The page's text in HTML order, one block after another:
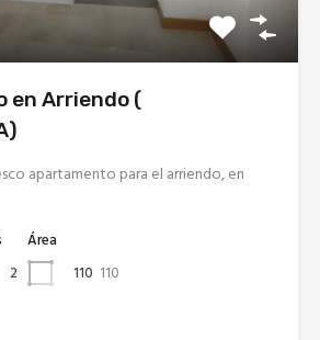
en Arriendo (
apartamento para el arriendo, en
2
Área
110 110